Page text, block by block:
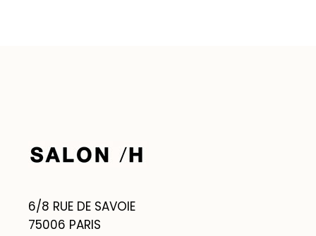
6/8 RUE DE SAVOIE
75006 PARIS